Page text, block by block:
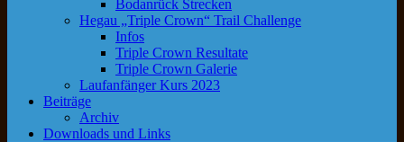
Bodanrück Strecken
Hegau „Triple Crown“ Trail Challenge
Infos
Triple Crown Resultate
Triple Crown Galerie
Laufanfänger Kurs 2023
Beiträge
Archiv
Downloads und Links